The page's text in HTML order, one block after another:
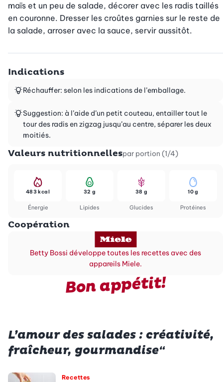
maïs et un peu de salade, décorer avec les radis taillés
en couronne. Dresser les croûtes garnies sur le reste de
la salade, arroser avec la sauce, servir aussitôt.
Indications
Réchauffer: selon les indications de l’emballage.
Suggestion: à l’aide d’un petit couteau, entailler tout le
tour des radis en zigzag jusqu’au centre, séparer les deux
moitiés.
Valeurs nutritionnellespar portion (1/4)
Énergie
483 kcal
Lipides
32 g
Glucides
38 g
Protéines
10 g
Coopération
Betty Bossi développe toutes les recettes avec des
appareils Miele.
Bon appétit!
L’amour des salades : créativité,
fraîcheur, gourmandise“
Recettes